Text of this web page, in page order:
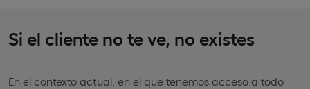
Si el cliente no te ve, no existes
En el contexto actual, en el que tenemos acceso a todo